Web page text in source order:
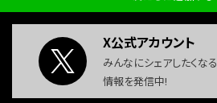
X公式アカウント
みんなにシェアしたくなる
情報を発信中!